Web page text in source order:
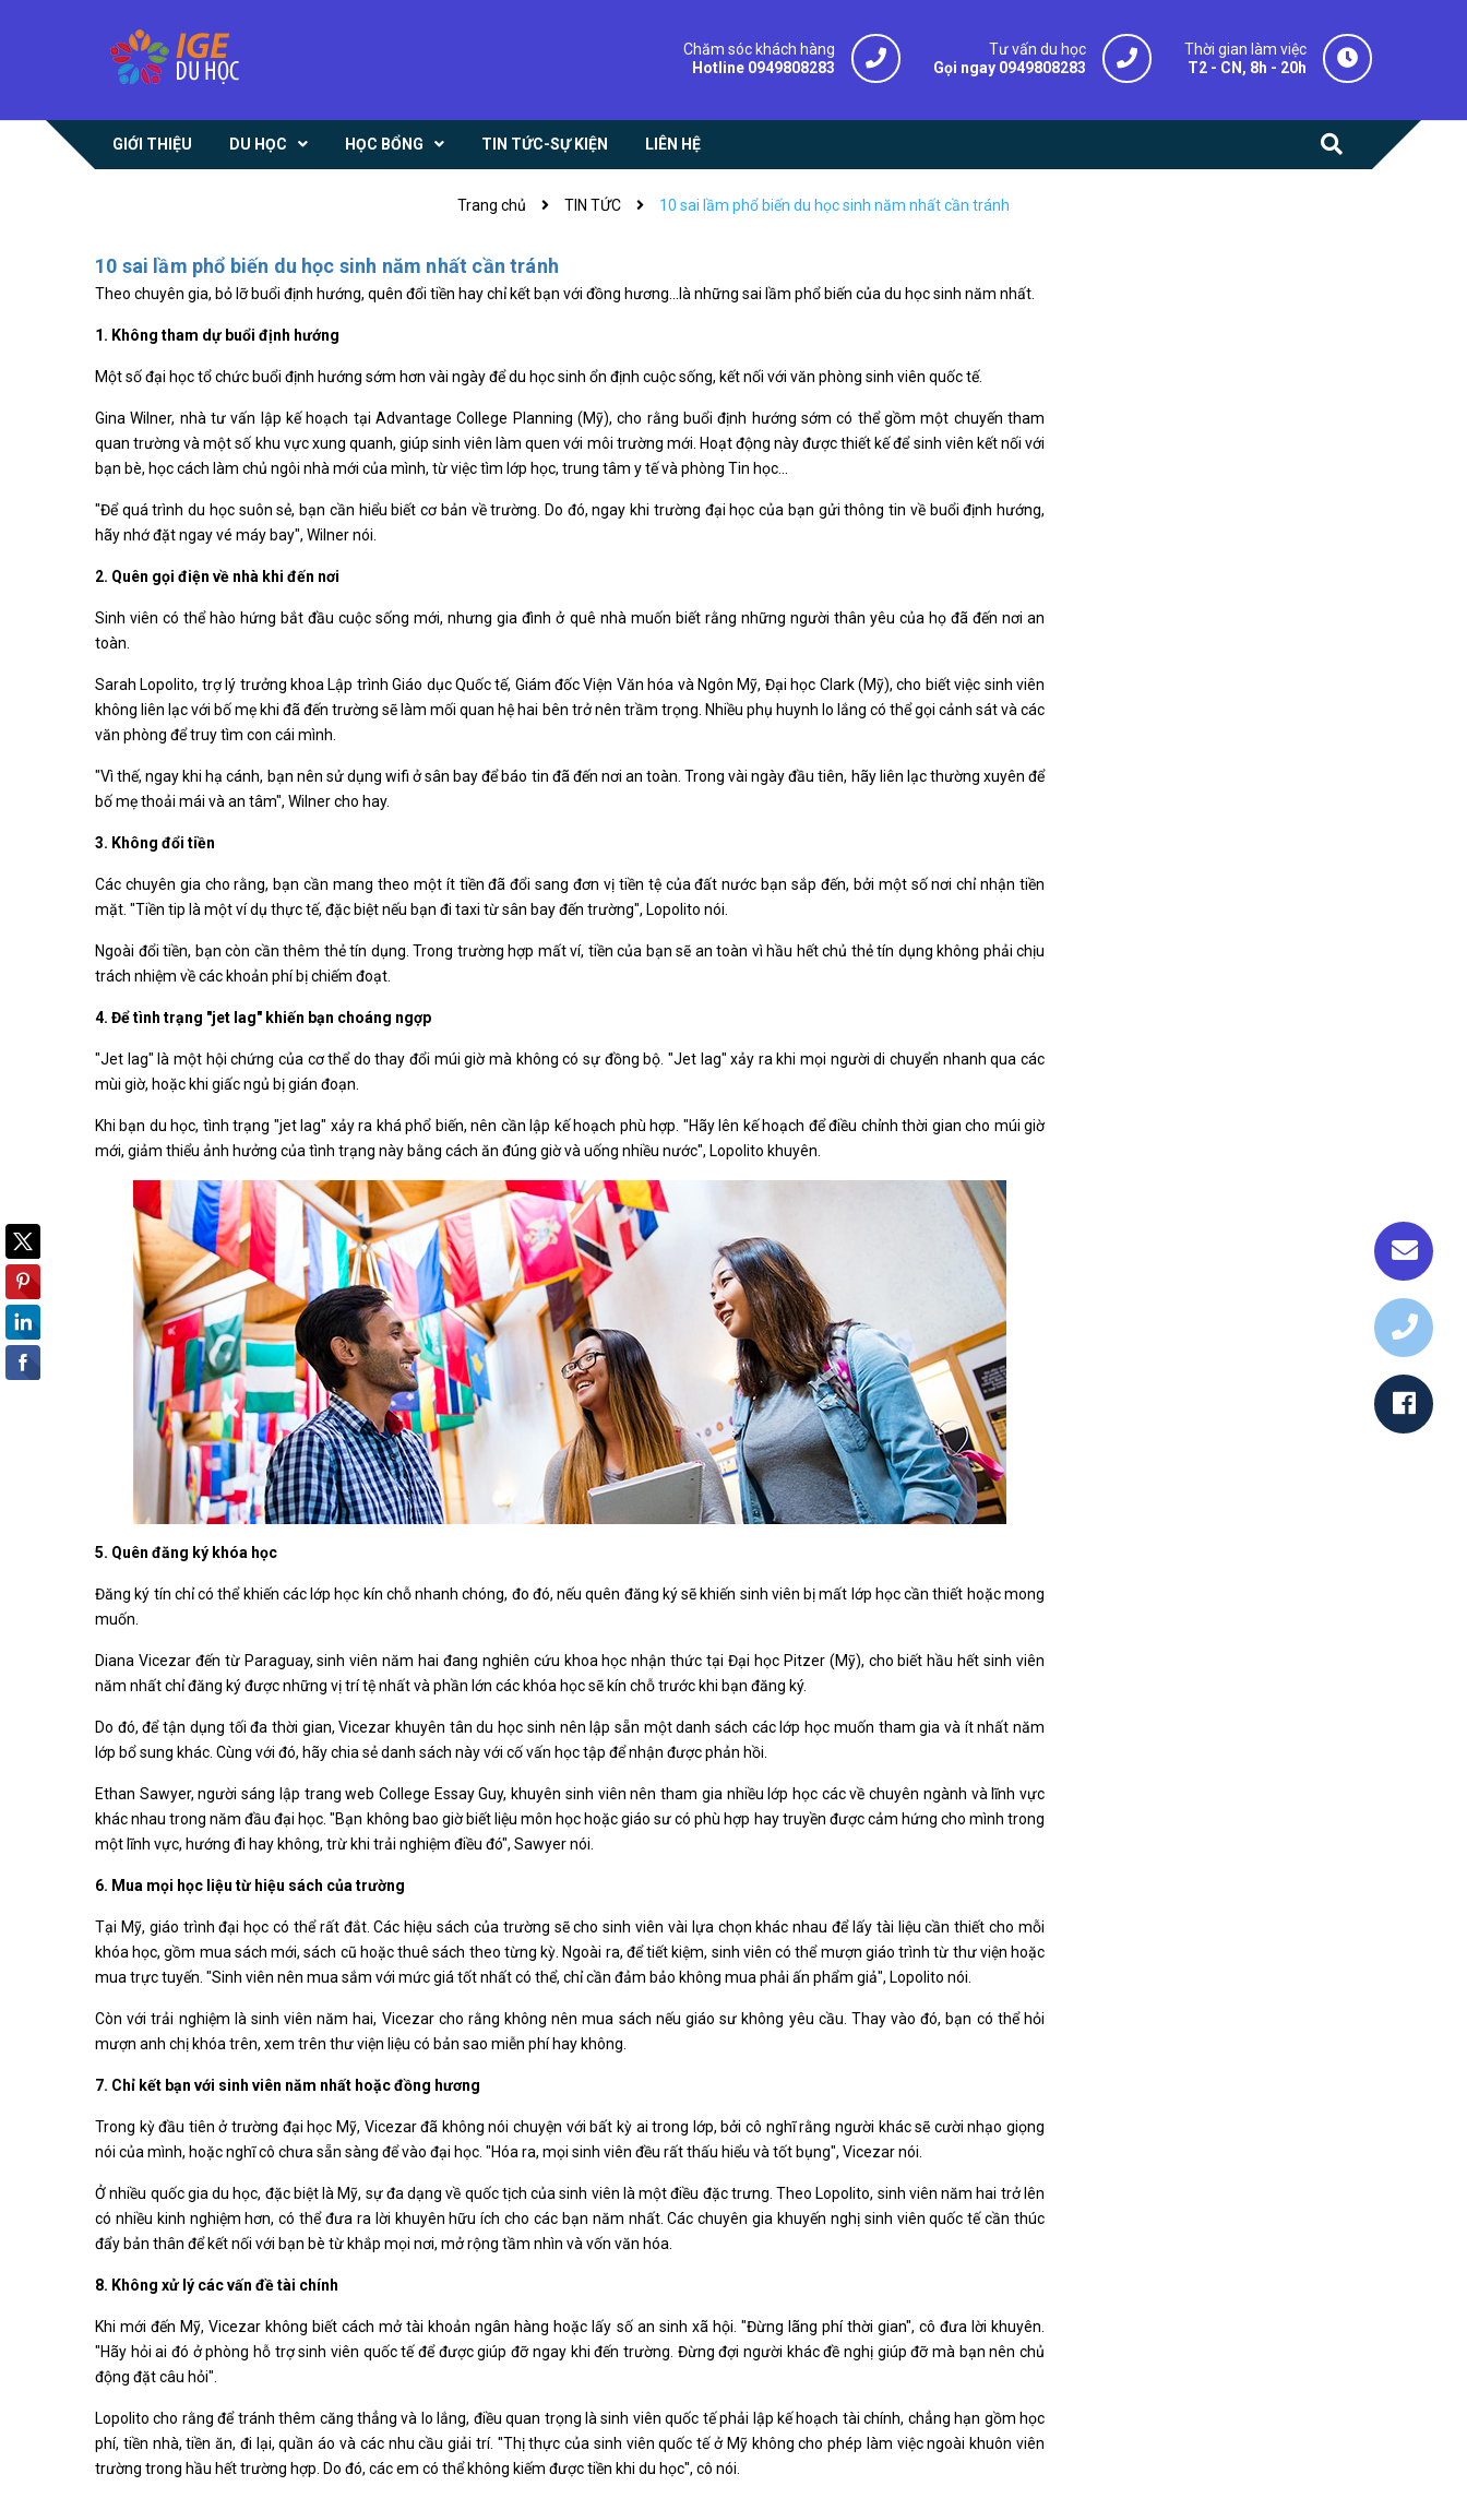
Thời gian làm việc
T2 - CN, 8h - 20h
Tư vấn du học
Gọi ngay 0949808283
Chăm sóc khách hàng
Hotline 0949808283
GIỚI THIỆU DU HỌC HỌC BỔNG TIN TỨC-SỰ KIỆN LIÊN HỆ
Trang chủ TIN TỨC 10 sai lầm phổ biến du học sinh năm nhất cần tránh
10 sai lầm phổ biến du học sinh năm nhất cần tránh
Theo chuyên gia, bỏ lỡ buổi định hướng, quên đổi tiền hay chỉ kết bạn với đồng hương...là những sai lầm phổ biến của du học sinh năm nhất.
1. Không tham dự buổi định hướng
Một số đại học tổ chức buổi định hướng sớm hơn vài ngày để du học sinh ổn định cuộc sống, kết nối với văn phòng sinh viên quốc tế.
Gina Wilner, nhà tư vấn lập kế hoạch tại Advantage College Planning (Mỹ), cho rằng buổi định hướng sớm có thể gồm một chuyến tham
quan trường và một số khu vực xung quanh, giúp sinh viên làm quen với môi trường mới. Hoạt động này được thiết kế để sinh viên kết nối với
bạn bè, học cách làm chủ ngôi nhà mới của mình, từ việc tìm lớp học, trung tâm y tế và phòng Tin học...
"Để quá trình du học suôn sẻ, bạn cần hiểu biết cơ bản về trường. Do đó, ngay khi trường đại học của bạn gửi thông tin về buổi định hướng,
hãy nhớ đặt ngay vé máy bay", Wilner nói.
2. Quên gọi điện về nhà khi đến nơi
Sinh viên có thể hào hứng bắt đầu cuộc sống mới, nhưng gia đình ở quê nhà muốn biết rằng những người thân yêu của họ đã đến nơi an
toàn.
Sarah Lopolito, trợ lý trưởng khoa Lập trình Giáo dục Quốc tế, Giám đốc Viện Văn hóa và Ngôn Mỹ, Đại học Clark (Mỹ), cho biết việc sinh viên
không liên lạc với bố mẹ khi đã đến trường sẽ làm mối quan hệ hai bên trở nên trầm trọng. Nhiều phụ huynh lo lắng có thể gọi cảnh sát và các
văn phòng để truy tìm con cái mình.
"Vì thế, ngay khi hạ cánh, bạn nên sử dụng wifi ở sân bay để báo tin đã đến nơi an toàn. Trong vài ngày đầu tiên, hãy liên lạc thường xuyên để
bố mẹ thoải mái và an tâm", Wilner cho hay.
3. Không đổi tiền
Các chuyên gia cho rằng, bạn cần mang theo một ít tiền đã đổi sang đơn vị tiền tệ của đất nước bạn sắp đến, bởi một số nơi chỉ nhận tiền
mặt. "Tiền tip là một ví dụ thực tế, đặc biệt nếu bạn đi taxi từ sân bay đến trường", Lopolito nói.
Ngoài đổi tiền, bạn còn cần thêm thẻ tín dụng. Trong trường hợp mất ví, tiền của bạn sẽ an toàn vì hầu hết chủ thẻ tín dụng không phải chịu
trách nhiệm về các khoản phí bị chiếm đoạt.
4. Để tình trạng "jet lag" khiến bạn choáng ngợp
"Jet lag" là một hội chứng của cơ thể do thay đổi múi giờ mà không có sự đồng bộ. "Jet lag" xảy ra khi mọi người di chuyển nhanh qua các
mùi giờ, hoặc khi giấc ngủ bị gián đoạn.
Khi bạn du học, tình trạng "jet lag" xảy ra khá phổ biến, nên cần lập kế hoạch phù hợp. "Hãy lên kế hoạch để điều chỉnh thời gian cho múi giờ
mới, giảm thiểu ảnh hưởng của tình trạng này bằng cách ăn đúng giờ và uống nhiều nước", Lopolito khuyên.
5. Quên đăng ký khóa học
Đăng ký tín chỉ có thể khiến các lớp học kín chỗ nhanh chóng, đo đó, nếu quên đăng ký sẽ khiến sinh viên bị mất lớp học cần thiết hoặc mong
muốn.
Diana Vicezar đến từ Paraguay, sinh viên năm hai đang nghiên cứu khoa học nhận thức tại Đại học Pitzer (Mỹ), cho biết hầu hết sinh viên
năm nhất chỉ đăng ký được những vị trí tệ nhất và phần lớn các khóa học sẽ kín chỗ trước khi bạn đăng ký.
Do đó, để tận dụng tối đa thời gian, Vicezar khuyên tân du học sinh nên lập sẵn một danh sách các lớp học muốn tham gia và ít nhất năm
lớp bổ sung khác. Cùng với đó, hãy chia sẻ danh sách này với cố vấn học tập để nhận được phản hồi.
Ethan Sawyer, người sáng lập trang web College Essay Guy, khuyên sinh viên nên tham gia nhiều lớp học các về chuyên ngành và lĩnh vực
khác nhau trong năm đầu đại học. "Bạn không bao giờ biết liệu môn học hoặc giáo sư có phù hợp hay truyền được cảm hứng cho mình trong
một lĩnh vực, hướng đi hay không, trừ khi trải nghiệm điều đó", Sawyer nói.
6. Mua mọi học liệu từ hiệu sách của trường
Tại Mỹ, giáo trình đại học có thể rất đắt. Các hiệu sách của trường sẽ cho sinh viên vài lựa chọn khác nhau để lấy tài liệu cần thiết cho mỗi
khóa học, gồm mua sách mới, sách cũ hoặc thuê sách theo từng kỳ. Ngoài ra, để tiết kiệm, sinh viên có thể mượn giáo trình từ thư viện hoặc
mua trực tuyến. "Sinh viên nên mua sắm với mức giá tốt nhất có thể, chỉ cần đảm bảo không mua phải ấn phẩm giả", Lopolito nói.
Còn với trải nghiệm là sinh viên năm hai, Vicezar cho rằng không nên mua sách nếu giáo sư không yêu cầu. Thay vào đó, bạn có thể hỏi
mượn anh chị khóa trên, xem trên thư viện liệu có bản sao miễn phí hay không.
7. Chỉ kết bạn với sinh viên năm nhất hoặc đồng hương
Trong kỳ đầu tiên ở trường đại học Mỹ, Vicezar đã không nói chuyện với bất kỳ ai trong lớp, bởi cô nghĩ rằng người khác sẽ cười nhạo giọng
nói của mình, hoặc nghĩ cô chưa sẵn sàng để vào đại học. "Hóa ra, mọi sinh viên đều rất thấu hiểu và tốt bụng", Vicezar nói.
Ở nhiều quốc gia du học, đặc biệt là Mỹ, sự đa dạng về quốc tịch của sinh viên là một điều đặc trưng. Theo Lopolito, sinh viên năm hai trở lên
có nhiều kinh nghiệm hơn, có thể đưa ra lời khuyên hữu ích cho các bạn năm nhất. Các chuyên gia khuyến nghị sinh viên quốc tế cần thúc
đẩy bản thân để kết nối với bạn bè từ khắp mọi nơi, mở rộng tầm nhìn và vốn văn hóa.
8. Không xử lý các vấn đề tài chính
Khi mới đến Mỹ, Vicezar không biết cách mở tài khoản ngân hàng hoặc lấy số an sinh xã hội. "Đừng lãng phí thời gian", cô đưa lời khuyên.
"Hãy hỏi ai đó ở phòng hỗ trợ sinh viên quốc tế để được giúp đỡ ngay khi đến trường. Đừng đợi người khác đề nghị giúp đỡ mà bạn nên chủ
động đặt câu hỏi".
Lopolito cho rằng để tránh thêm căng thẳng và lo lắng, điều quan trọng là sinh viên quốc tế phải lập kế hoạch tài chính, chẳng hạn gồm học
phí, tiền nhà, tiền ăn, đi lại, quần áo và các nhu cầu giải trí. "Thị thực của sinh viên quốc tế ở Mỹ không cho phép làm việc ngoài khuôn viên
trường trong hầu hết trường hợp. Do đó, các em có thể không kiếm được tiền khi du học", cô nói.